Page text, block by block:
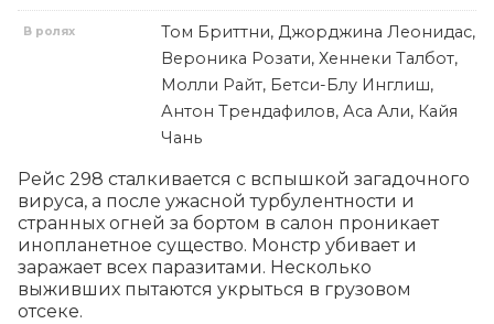
В ролях
Том Бриттни, Джорджина Леонидас,
Вероника Розати, Хеннеки Талбот,
Молли Райт, Бетси-Блу Инглиш,
Антон Трендафилов, Аса Али, Кайя
Чань
Рейс 298 сталкивается с вспышкой загадочного
вируса, а после ужасной турбулентности и
странных огней за бортом в салон проникает
инопланетное существо. Монстр убивает и
заражает всех паразитами. Несколько
выживших пытаются укрыться в грузовом
отсеке.